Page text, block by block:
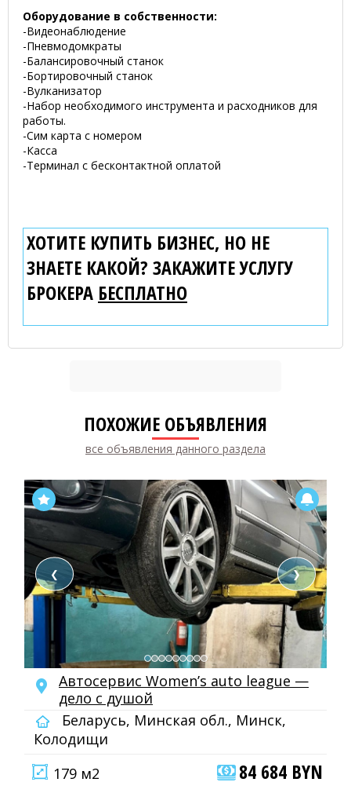
Оборудование в собственности:
-Видеонаблюдение
-Пневмодомкраты
-Балансировочный станок
-Бортировочный станок
-Вулканизатор
-Набор необходимого инструмента и расходников для
работы.
-Сим карта с номером
-Касса
-Терминал с бесконтактной оплатой
ХОТИТЕ КУПИТЬ БИЗНЕС, НО НЕ
ЗНАЕТЕ КАКОЙ? ЗАКАЖИТЕ УСЛУГУ
БРОКЕРА БЕСПЛАТНО
ПОХОЖИЕ ОБЪЯВЛЕНИЯ
все объявления данного раздела
❮ ❯
Автосервис Women’s auto league —
дело с душой
Беларусь, Минская обл., Минск,
Колодищи
179 м2
84 684 BYN